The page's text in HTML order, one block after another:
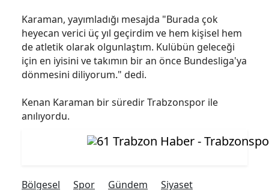
Karaman, yayımladığı mesajda "Burada çok
heyecan verici üç yıl geçirdim ve hem kişisel hem
de atletik olarak olgunlaştım. Kulübün geleceği
için en iyisini ve takımın bir an önce Bundesliga'ya
dönmesini diliyorum." dedi.
Kenan Karaman bir süredir Trabzonspor ile
anılıyordu.
Bölgesel Spor Gündem
Siyaset